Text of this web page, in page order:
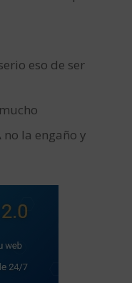
eso de ser
la engaño y